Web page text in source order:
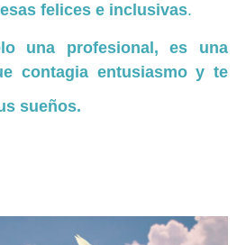
felices e inclusivas.
una profesional, es una
contagia entusiasmo y te
sueños.